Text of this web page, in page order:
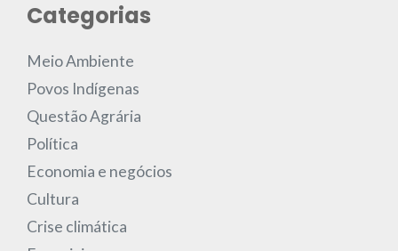
Categorias
Meio Ambiente
Povos Indígenas
Questão Agrária
Política
Economia e negócios
Cultura
Crise climática